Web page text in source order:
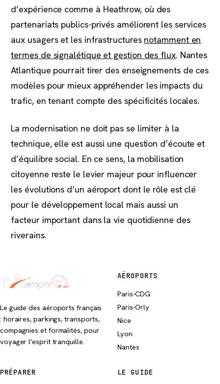
d’expérience comme à Heathrow, où des
partenariats publics-privés améliorent les services
aux usagers et les infrastructures notamment en
termes de signalétique et gestion des flux. Nantes
Atlantique pourrait tirer des enseignements de ces
modèles pour mieux appréhender les impacts du
trafic, en tenant compte des spécificités locales.
La modernisation ne doit pas se limiter à la
technique, elle est aussi une question d’écoute et
d’équilibre social. En ce sens, la mobilisation
citoyenne reste le levier majeur pour influencer
les évolutions d’un aéroport dont le rôle est clé
pour le développement local mais aussi un
facteur important dans la vie quotidienne des
riverains.
Le guide des aéroports français
: horaires, parkings, transports,
compagnies et formalités, pour
voyager l'esprit tranquille.
AÉROPORTS
Paris-CDG
Paris-Orly
Nice
Lyon
Nantes
PRÉPARER LE GUIDE